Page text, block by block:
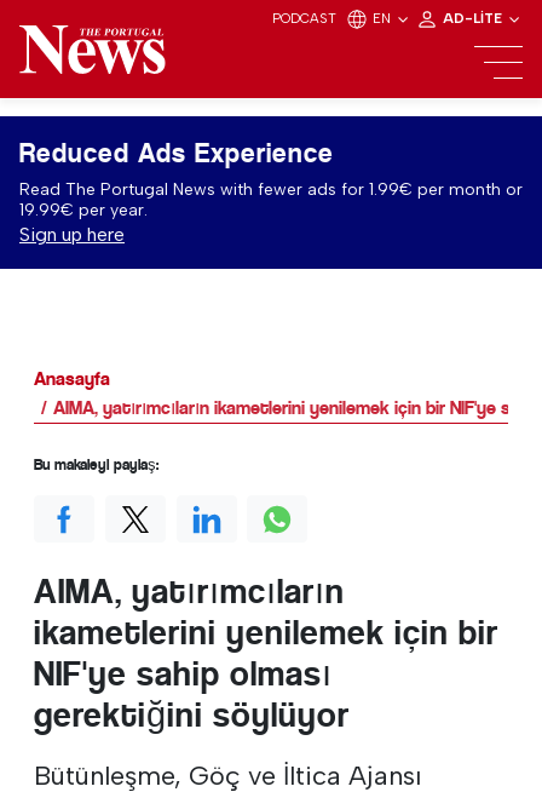
PODCAST EN AD-LITE
Reduced Ads Experience
Read The Portugal News with fewer ads for 1.99€ per month or
19.99€ per year.
Sign up here
Anasayfa
AIMA, yatırımcıların ikametlerini yenilemek için bir NIF'ye
AIMA, yatırımcıların
ikametlerini yenilemek için bir
NIF'ye sahip olması
gerektiğini söylüyor
Bütünleşme, Göç ve İltica Ajansı
Bu makaleyi paylaş: